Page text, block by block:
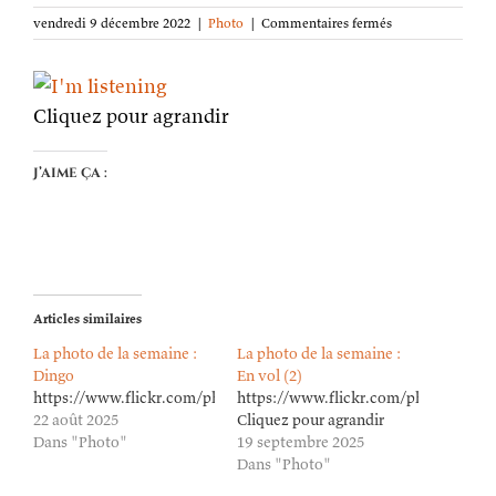
vendredi 9 décembre 2022 | Photo | Commentaires ferméssur
La
Cliquez pour agrandir
J’aime ça :
Articles similaires
La photo de la semaine :
Dingo
https://www.flickr.com/photos/lioneldavoust/54703120626/in/
22 août 2025
Dans "Photo"
La photo de la semaine :
En vol (2)
https://www.flickr.com/photos/
Cliquez pour agrandir
19 septembre 2025
Dans "Photo"